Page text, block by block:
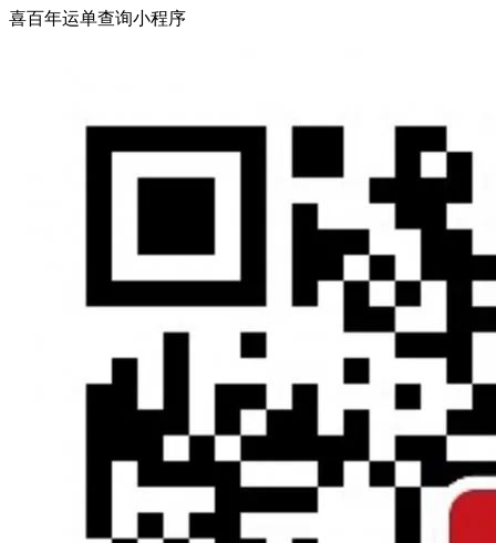
喜百年运单查询小程序